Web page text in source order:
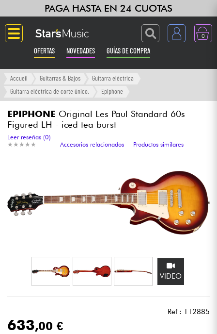
PAGA HASTA EN 24 CUOTAS
0
OFERTAS NOVEDADES GUÍAS DE COMPRA
Langue
Ampli & Efectos
Grabación
Luces
Accueil Guitarras & Bajos
Guitarra eléctrica
Guitarra eléctrica de corte único.
Epiphone
EPIPHONE Original Les Paul Standard 60s
Figured LH - iced tea burst
★ ★ ★ ★ ★
★ ★ ★ ★ ★
Leer reseñas (0)
Accesorios relacionados
Productos similares
VIDEO
Ref : 112885
633,00 €